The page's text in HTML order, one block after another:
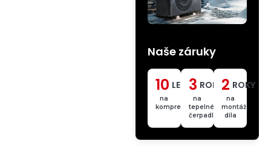
Naše záruky
10 LET
na
kompresor
3 ROKY
na
tepelné
čerpadlo
2 ROKY
na
montáž
díla